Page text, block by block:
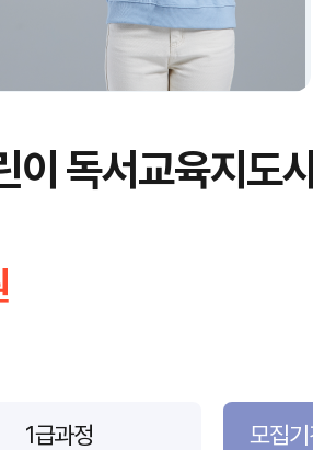
이 독서교육지도
1급과정 모집